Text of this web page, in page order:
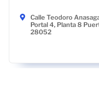
Calle Teodoro
Portal 4, Planta 8
28052